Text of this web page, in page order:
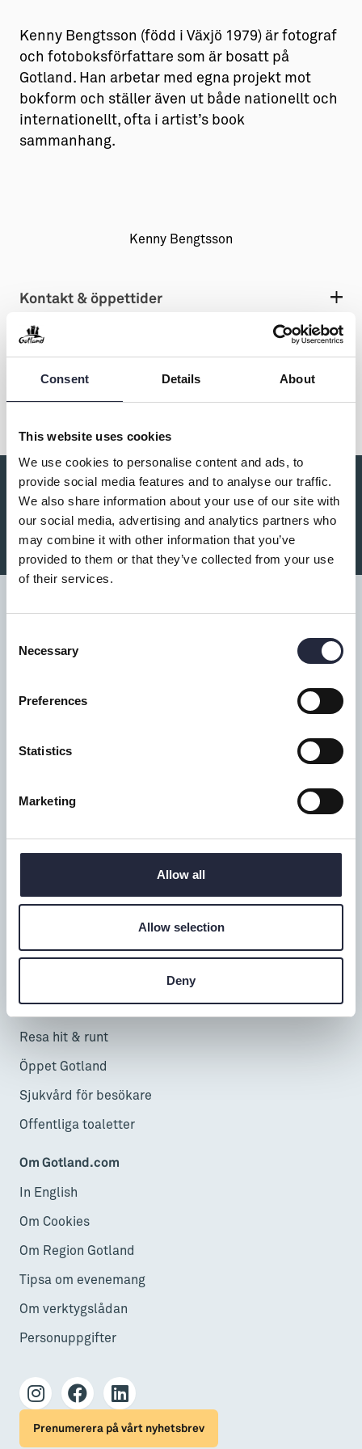
Consent Details About
This website uses cookies
We use cookies to personalise content and ads, to
provide social media features and to analyse our traffic.
We also share information about your use of our site with
our social media, advertising and analytics partners who
may combine it with other information that you’ve
provided to them or that they’ve collected from your use
of their services.
Selection
Necessary
Preferences
Statistics
Marketing
Allow all
Allow selection
Deny
Aktiviteter
Sustainable Plejs
Möten & kongresser
Hansestaden världsarv
→ Gutamål och gotländska
Allt om bostad
→ Hyra bostad
→ Köpa bostad
Kenny Bengtsson (född i Växjö 1979) är fotograf
och fotoboksförfattare som är bosatt på
Gotland. Han arbetar med egna projekt mot
bokform och ställer även ut både nationellt och
internationellt, ofta i artist’s book
sammanhang.
Kenny Bengtsson
Kontakt & öppettider
Du kanske också är intresserad av:
Turistbyrå
Donners plats 1, Visby
info@gotland.se
Telefontid alla dagar: 9-16
Besöka & uppleva
Cruise
Resa hit & runt
Öppet Gotland
Sjukvård för besökare
Offentliga toaletter
Om Gotland.com
In English
Om Cookies
Om Region Gotland
Tipsa om evenemang
Om verktygslådan
Personuppgifter
Tillgänglighet
Prenumerera på vårt nyhetsbrev